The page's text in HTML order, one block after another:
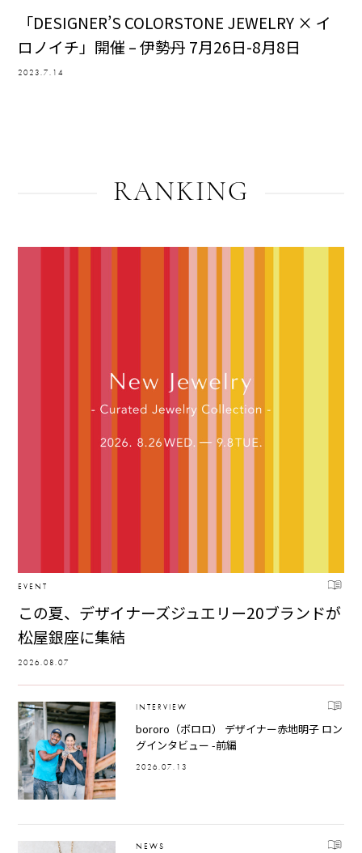
「DESIGNER’S COLORSTONE JEWELRY × イ
ロノイチ」開催 – 伊勢丹 7月26日-8月8日
2023.7.14
RANKING
EVENT
この夏、デザイナーズジュエリー20ブランドが
松屋銀座に集結
2026.08.07
INTERVIEW
bororo（ボロロ） デザイナー赤地明子 ロン
グインタビュー -前編
2026.07.13
NEWS